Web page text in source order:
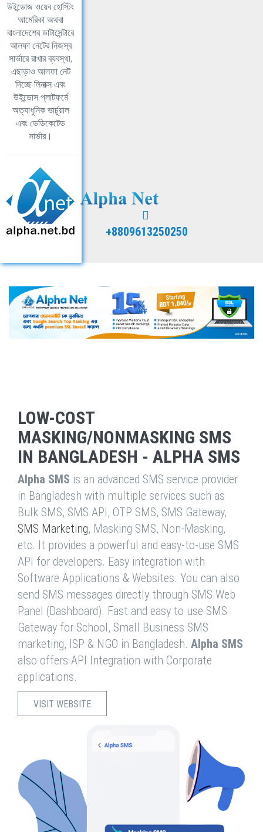
উইন্ডোজ ওয়েব হোস্টিং
আমেরিকা অথবা
বাংলাদেশের ডাটাসেন্টারে
আলফা নেটের নিজস্ব
সার্ভারে রাখার ব্যবস্থা,
এছাড়াও আলফা নেট
দিচ্ছে লিনাক্স এবং
উইন্ডোস প্লাটফর্মে
অত্যাধুনিক ভার্চুয়াল
এবং ডেডিকেটেড
সার্ভার।
+8809613250250
LOW-COST
MASKING/NONMASKING SMS
IN BANGLADESH - ALPHA SMS
Alpha SMS is an advanced SMS service provider
in Bangladesh with multiple services such as
Bulk SMS, SMS API, OTP SMS, SMS Gateway,
SMS Marketing, Masking SMS, Non-Masking,
etc. It provides a powerful and easy-to-use SMS
API for developers. Easy integration with
Software Applications & Websites. You can also
send SMS messages directly through SMS Web
Panel (Dashboard). Fast and easy to use SMS
Gateway for School, Small Business SMS
marketing, ISP & NGO in Bangladesh. Alpha SMS
also offers API Integration with Corporate
applications.
VISIT WEBSITE